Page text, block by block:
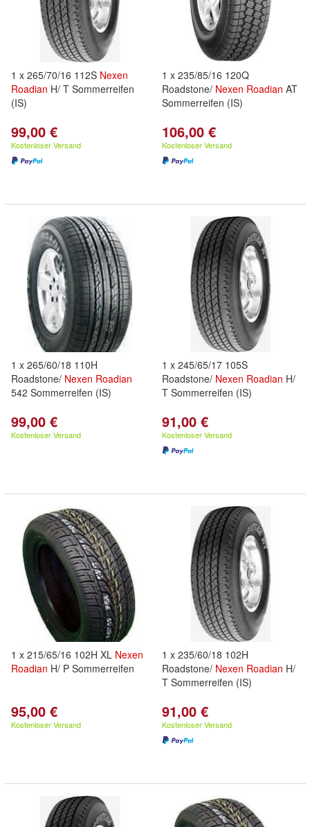
1 x 265/70/16 112S Nexen
Roadian H/ T Sommerreifen
(IS)
99,00 €
Kostenloser Versand
1 x 235/85/16 120Q
Roadstone/ Nexen Roadian AT
Sommerreifen (IS)
106,00 €
Kostenloser Versand
1 x 265/60/18 110H
Roadstone/ Nexen Roadian
542 Sommerreifen (IS)
99,00 €
Kostenloser Versand
1 x 245/65/17 105S
Roadstone/ Nexen Roadian H/
T Sommerreifen (IS)
91,00 €
Kostenloser Versand
1 x 215/65/16 102H XL Nexen
Roadian H/ P Sommerreifen
95,00 €
Kostenloser Versand
1 x 235/60/18 102H
Roadstone/ Nexen Roadian H/
T Sommerreifen (IS)
91,00 €
Kostenloser Versand